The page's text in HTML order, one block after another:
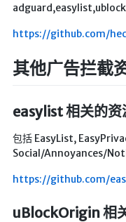
adguard,easylist,ublock
https://github.com/
其他广告拦截
easylist 相关的资
包括 EasyList,
Social/Annoyances/
https://github.com/
uBlockOrigin 相
红白机资源
dos游戏
飞船对接模
特效地址
文字变换特